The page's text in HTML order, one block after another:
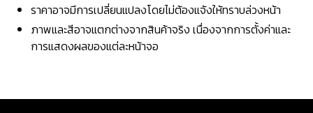
ราคาอาจมีการเปลี่ยนแปลงโดยไม่ต้องแจ้งให้ทราบล่วงหน้า
ภาพและสีอาจแตกต่างจากสินค้าจริง เนื่องจากการตั้งค่าและ
การแสดงผลของแต่ละหน้าจอ